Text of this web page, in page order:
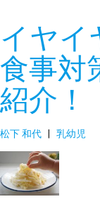
イヤイ
食事対
紹介！
松下 和代 | 乳幼児